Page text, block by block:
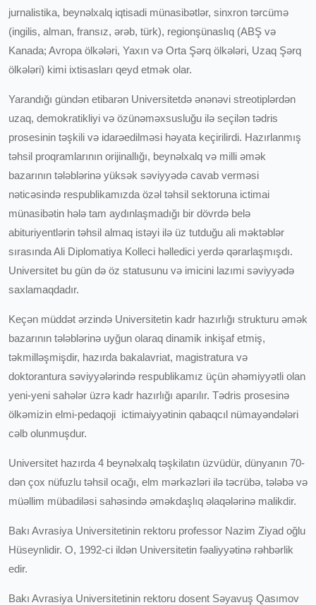
jurnalistika, beynəlxalq iqtisadi münasibətlər, sinxron tərcümə
(ingilis, alman, fransız, ərəb, türk), regionşünaslıq (ABŞ və
Kanada; Avropa ölkələri, Yaxın və Orta Şərq ölkələri, Uzaq Şərq
ölkələri) kimi ixtisasları qeyd etmək olar.
Yarandığı gündən etibarən Universitetdə ənənəvi streotiplərdən
uzaq, demokratikliyi və özünəməxsusluğu ilə seçilən tədris
prosesinin təşkili və idarəedilməsi həyata keçirilirdi. Hazırlanmış
təhsil proqramlarının orijinallığı, beynəlxalq və milli əmək
bazarının tələblərinə yüksək səviyyədə cavab verməsi
nəticəsində respublikamızda özəl təhsil sektoruna ictimai
münasibətin hələ tam aydınlaşmadığı bir dövrdə belə
abituriyentlərin təhsil almaq istəyi ilə üz tutduğu ali məktəblər
sırasında Ali Diplomatiya Kolleci həlledici yerdə qərarlaşmışdı.
Universitet bu gün də öz statusunu və imicini lazımi səviyyədə
saxlamaqdadır.
Keçən müddət ərzində Universitetin kadr hazırlığı strukturu əmək
bazarının tələblərinə uyğun olaraq dinamik inkişaf etmiş,
təkmilləşmişdir, hazırda bakalavriat, magistratura və
doktorantura səviyyələrində respublikamız üçün əhəmiyyətli olan
yeni-yeni sahələr üzrə kadr hazırlığı aparılır. Tədris prosesinə
ölkəmizin elmi-pedaqoji ictimaiyyətinin qabaqcıl nümayəndələri
cəlb olunmuşdur.
Universitet hazırda 4 beynəlxalq təşkilatın üzvüdür, dünyanın 70-
dən çox nüfuzlu təhsil ocağı, elm mərkəzləri ilə təcrübə, tələbə və
müəllim mübadiləsi sahəsində əməkdaşlıq əlaqələrinə malikdir.
Bakı Avrasiya Universitetinin rektoru professor Nazim Ziyad oğlu
Hüseynlidir. O, 1992-ci ildən Universitetin fəaliyyətinə rəhbərlik
edir.
Bakı Avrasiya Universitetinin rektoru dosent Səyavuş Qasımov